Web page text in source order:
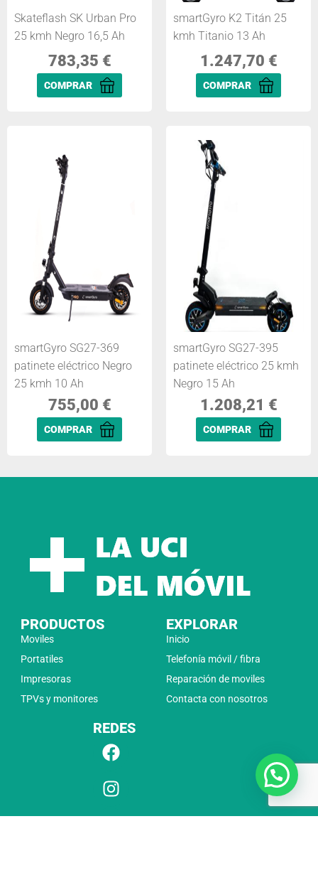
Skateflash SK Urban Pro
25 kmh Negro 16,5 Ah
783,35 €
COMPRAR
smartGyro K2 Titán 25
kmh Titanio 13 Ah
1.247,70 €
COMPRAR
smartGyro SG27-369
patinete eléctrico Negro
25 kmh 10 Ah
755,00 €
COMPRAR
smartGyro SG27-395
patinete eléctrico 25 kmh
Negro 15 Ah
1.208,21 €
COMPRAR
PRODUCTOS
Moviles
Portatiles
Impresoras
TPVs y monitores
EXPLORAR
Inicio
Telefonía móvil / fibra
Reparación de moviles
Contacta con nosotros
REDES